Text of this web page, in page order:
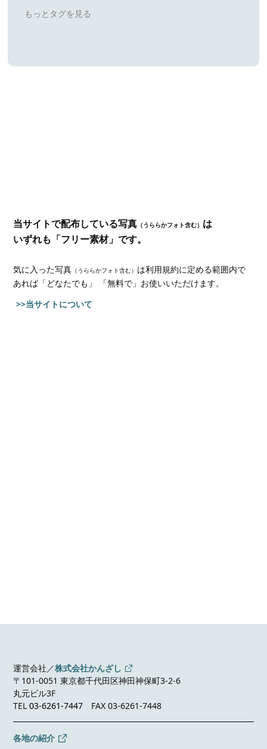
当サイトで配布している写真 （うららかフォト含む） は
いずれも「フリー素材」です。
気に入った写真 （うららかフォト含む） は利用規約に定める範囲内で
あれば「どなたでも」 「無料で」お使いいただけます。
>>当サイトについて
運営会社／株式会社かんざし
〒101-0051 東京都千代田区神田神保町3-2-6
丸元ビル3F
TEL03-6261-7447 FAX 03-6261-7448
各地の紹介